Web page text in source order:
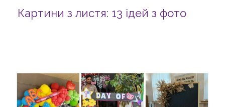
Картини з листя: 13 ідей з фото